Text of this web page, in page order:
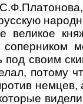
великое
своим
потому
немцев,